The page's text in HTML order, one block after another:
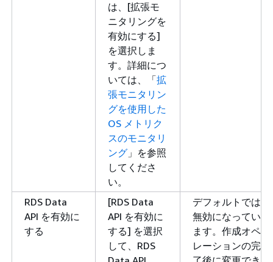
は、[拡張モ
ニタリングを
有効にする]
を選択しま
す。詳細につ
いては、「拡
張モニタリン
グを使用した
OS メトリク
スのモニタリ
ング 」を参照
してくださ
い。
RDS Data
API を有効に
する
[RDS Data
API を有効に
する] を選択
して、RDS
デフォルトでは
無効になってい
ます。作成オペ
レーションの完